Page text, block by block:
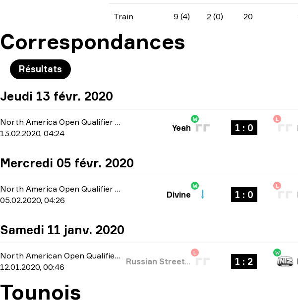
Train 9 (4) 2 (0) 20
Correspondances
Résultats
Jeudi 13 févr. 2020
North America Open Qualifier 4
13.02.2020, 04:24
W
Yeah 1 : 0
L
Mercredi 05 févr. 2020
North America Open Qualifier 2 -
05.02.2020, 04:26
W
Divine 1 : 0
L
Samedi 11 janv. 2020
North American Open Qualifier -
12.01.2020, 00:46
L
Russian Street Party 1 : 2
W
Tounois